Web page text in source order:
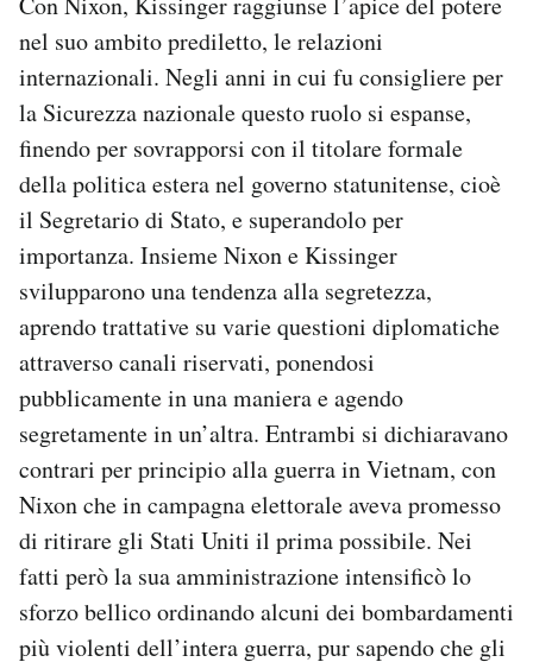
nel suo ambito prediletto, le relazioni
internazionali. Negli anni in cui fu consigliere per
la Sicurezza nazionale questo ruolo si espanse,
finendo per sovrapporsi con il titolare formale
della politica estera nel governo statunitense, cioè
il Segretario di Stato, e superandolo per
importanza. Insieme Nixon e Kissinger
svilupparono una tendenza alla segretezza,
aprendo trattative su varie questioni diplomatiche
attraverso canali riservati, ponendosi
pubblicamente in una maniera e agendo
segretamente in un’altra. Entrambi si dichiaravano
contrari per principio alla guerra in Vietnam, con
Nixon che in campagna elettorale aveva promesso
di ritirare gli Stati Uniti il prima possibile. Nei
fatti però la sua amministrazione intensificò lo
sforzo bellico ordinando alcuni dei bombardamenti
più violenti dell’intera guerra, pur sapendo che gli